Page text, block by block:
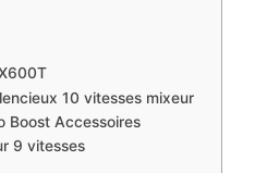
10 vitesses mixeur
Boost Accessoires
9 vitesses